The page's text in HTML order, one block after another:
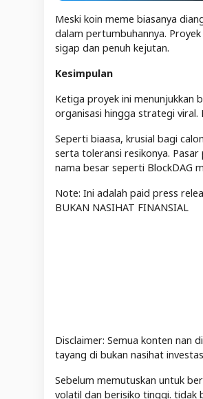
Meski koin meme biasanya
dalam pertumbuhannya.
sigap dan penuh kejutan.
Kesimpulan
Ketiga proyek ini menunjukkan
organisasi hingga strategi
Seperti biaasa, krusial bagi
serta toleransi resikonya.
nama besar seperti BlockDAG
Note: Ini adalah paid press
BUKAN NASIHAT FINANSIAL
Disclaimer: Semua konten nan
tayang di bukan nasihat
Sebelum memutuskan untuk
volatil dan berisiko tinggi. tidak